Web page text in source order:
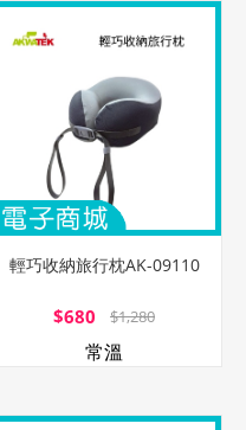
輕巧收納旅行枕AK-09110
$680 $1,280
常溫